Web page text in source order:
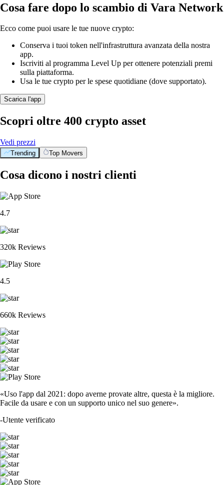
Cosa fare dopo lo scambio di Vara Network
Ecco come puoi usare le tue nuove crypto:
Conserva i tuoi token nell'infrastruttura avanzata della nostra
app.
Iscriviti al programma Level Up per ottenere potenziali premi
sulla piattaforma.
Usa le tue crypto per le spese quotidiane (dove supportato).
Scarica l'app
Scopri oltre 400 crypto asset
Vedi prezzi
Trending Top Movers
Cosa dicono i nostri clienti
4.7
320k Reviews
4.5
660k Reviews
«Uso l'app dal 2021: dopo averne provate altre, questa è la migliore.
Facile da usare e con un supporto unico nel suo genere».
-Utente verificato